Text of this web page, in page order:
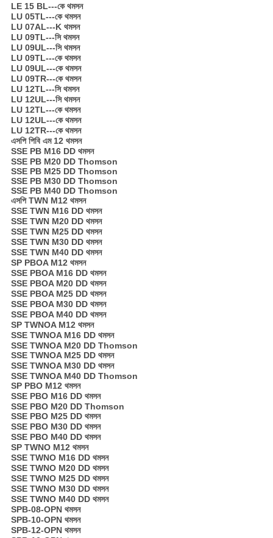
LE 15 BL---কে থমসন
LU 05TL---কে থমসন
LU 07AL---K থমসন
LU 09TL---সি থমসন
LU 09UL---সি থমসন
LU 09TL---কে থমসন
LU 09UL---কে থমসন
LU 09TR---কে থমসন
LU 12TL---সি থমসন
LU 12UL---সি থমসন
LU 12TL---কে থমসন
LU 12UL---কে থমসন
LU 12TR---কে থমসন
এসপি পিবি এম 12 থমসন
SSE PB M16 DD থমসন
SSE PB M20 DD Thomson
SSE PB M25 DD Thomson
SSE PB M30 DD Thomson
SSE PB M40 DD Thomson
এসপি TWN M12 থমসন
SSE TWN M16 DD থমসন
SSE TWN M20 DD থমসন
SSE TWN M25 DD থমসন
SSE TWN M30 DD থমসন
SSE TWN M40 DD থমসন
SP PBOA M12 থমসন
SSE PBOA M16 DD থমসন
SSE PBOA M20 DD থমসন
SSE PBOA M25 DD থমসন
SSE PBOA M30 DD থমসন
SSE PBOA M40 DD থমসন
SP TWNOA M12 থমসন
SSE TWNOA M16 DD থমসন
SSE TWNOA M20 DD Thomson
SSE TWNOA M25 DD থমসন
SSE TWNOA M30 DD থমসন
SSE TWNOA M40 DD Thomson
SP PBO M12 থমসন
SSE PBO M16 DD থমসন
SSE PBO M20 DD Thomson
SSE PBO M25 DD থমসন
SSE PBO M30 DD থমসন
SSE PBO M40 DD থমসন
SP TWNO M12 থমসন
SSE TWNO M16 DD থমসন
SSE TWNO M20 DD থমসন
SSE TWNO M25 DD থমসন
SSE TWNO M30 DD থমসন
SSE TWNO M40 DD থমসন
SPB-08-OPN থমসন
SPB-10-OPN থমসন
SPB-12-OPN থমসন